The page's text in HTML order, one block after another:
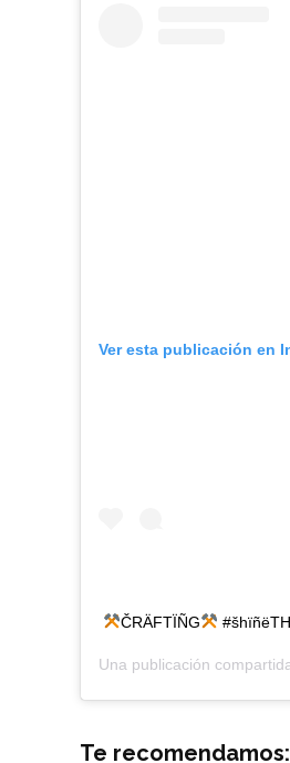
Ver esta publicación en
ČRÄFTÏÑG
Una publicación
Te recomendamos: